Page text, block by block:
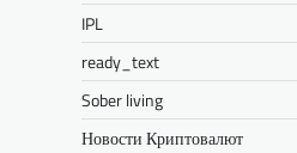
IPL
ready_text
Sober living
Новости Криптовалют